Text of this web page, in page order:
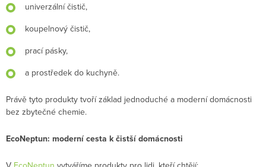
univerzální čistič,
koupelnový čistič,
prací pásky,
a prostředek do kuchyně.
Právě tyto produkty tvoří základ jednoduché a moderní domácnosti
bez zbytečné chemie.
EcoNeptun: moderní cesta k čistší domácnosti